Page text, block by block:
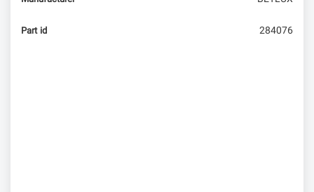
Part id 284076